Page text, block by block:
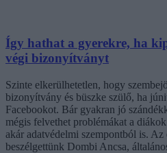
Így hathat a gyerekre, ha
végi bizonyítványt
Szinte elkerülhetetlen, hogy
bizonyítvány és büszke szülő, ha
Facebookot. Bár gyakran jó
mégis felvethet problémákat a
akár adatvédelmi szempontból is.
beszélgettünk Dombi Ancsa,